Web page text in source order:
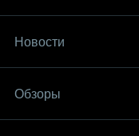
Новости
Обзоры